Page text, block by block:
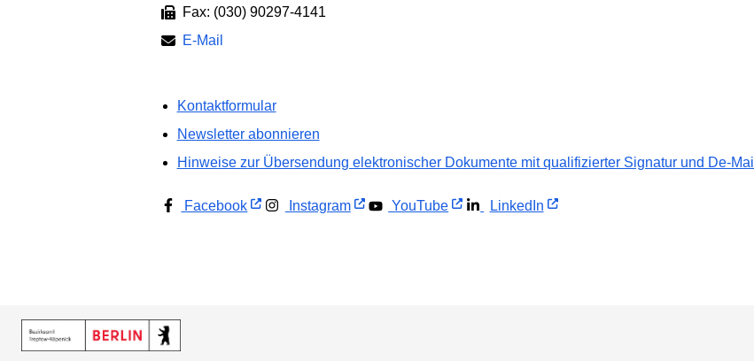
Fax: (030) 90297-4141
E-Mail
Kontaktformular
Newsletter abonnieren
Hinweise zur Übersendung elektronischer Dokumente mit qualifizierter Signatur und De-Mail
Facebook Instagram YouTube LinkedIn